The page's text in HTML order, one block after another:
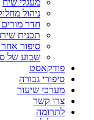
מעגלי שיח
ניהול
חדר
תכנית
סיפור אחר
שבוע של
פודקאסט
סיפורי גבורה
מערכי שיעור
צרו קשר
לתרומה